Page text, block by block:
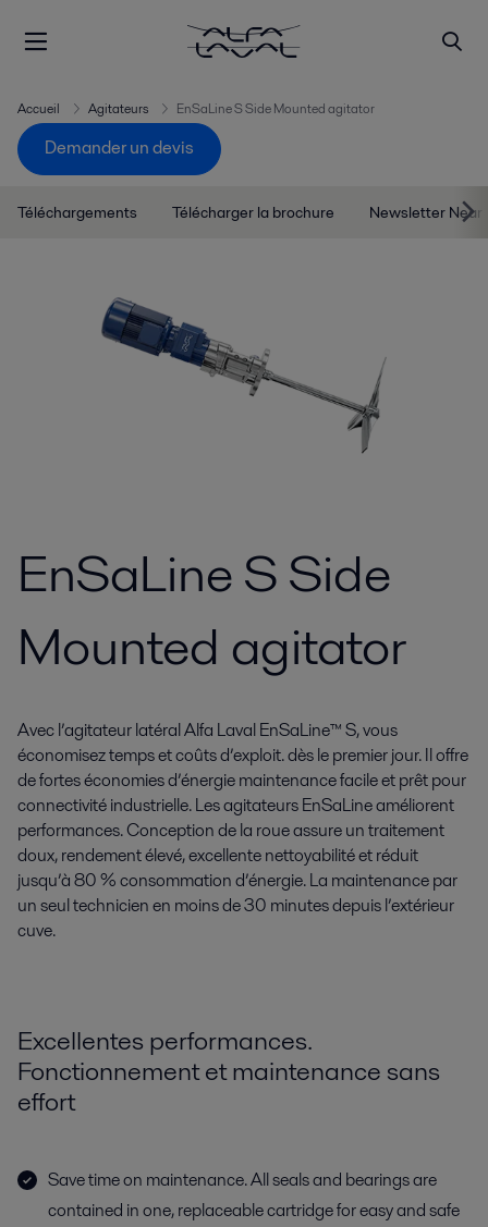
Accueil Agitateurs EnSaLine S Side Mounted agitator
Demander un devis
Téléchargements Télécharger la brochure Newsletter Near
EnSaLine S Side
Mounted agitator
Avec l’agitateur latéral Alfa Laval EnSaLine™ S, vous
économisez temps et coûts d’exploit. dès le premier jour. Il offre
de fortes économies d’énergie maintenance facile et prêt pour
connectivité industrielle. Les agitateurs EnSaLine améliorent
performances. Conception de la roue assure un traitement
doux, rendement élevé, excellente nettoyabilité et réduit
jusqu’à 80 % consommation d’énergie. La maintenance par
un seul technicien en moins de 30 minutes depuis l’extérieur
cuve.
Excellentes performances.
Fonctionnement et maintenance sans
effort
Save time on maintenance. All seals and bearings are
contained in one, replaceable cartridge for easy and safe